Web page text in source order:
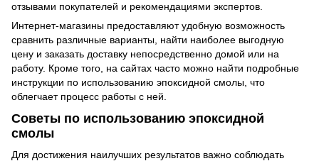
отзывами покупателей и рекомендациями экспертов.
Интернет-магазины предоставляют удобную возможность
сравнить различные варианты, найти наиболее выгодную
цену и заказать доставку непосредственно домой или на
работу. Кроме того, на сайтах часто можно найти подробные
инструкции по использованию эпоксидной смолы, что
облегчает процесс работы с ней.
Советы по использованию эпоксидной
смолы
Для достижения наилучших результатов важно соблюдать